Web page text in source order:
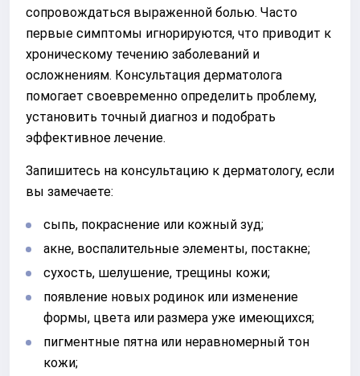
сопровождаться выраженной болью. Часто
первые симптомы игнорируются, что приводит к
хроническому течению заболеваний и
осложнениям. Консультация дерматолога
помогает своевременно определить проблему,
установить точный диагноз и подобрать
эффективное лечение.
Запишитесь на консультацию к дерматологу, если
вы замечаете:
сыпь, покраснение или кожный зуд;
акне, воспалительные элементы, постакне;
сухость, шелушение, трещины кожи;
появление новых родинок или изменение
формы, цвета или размера уже имеющихся;
пигментные пятна или неравномерный тон
кожи;